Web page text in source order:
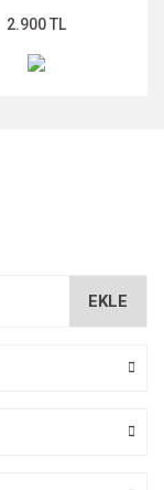
2.900 TL
EKLE